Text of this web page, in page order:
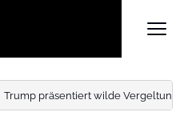
Trump präsentiert wilde Vergeltung,